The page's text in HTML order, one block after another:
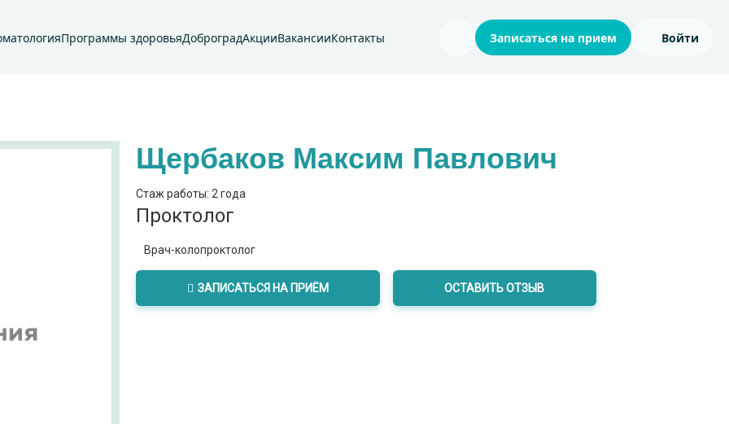
Программы здоровьяДоброградАкцииВакансииКонтакты Поиск по сайтуЗаписаться на прием Войти
Щербаков Максим Павлович
Стаж работы: 2 года
Проктолог
Врач-колопроктолог
ЗАПИСАТЬСЯ НА ПРИЁМ ОСТАВИТЬ ОТЗЫВ